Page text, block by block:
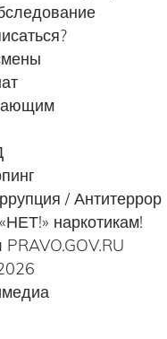
/ Антитеррор
наркотикам!